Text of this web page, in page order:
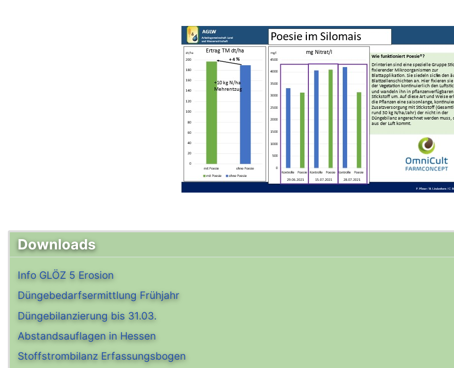
Downloads
Info GLÖZ 5 Erosion
Düngebedarfsermittlung Frühjahr
Düngebilanzierung bis 31.03.
Abstandsauflagen in Hessen
Stoffstrombilanz Erfassungsbogen